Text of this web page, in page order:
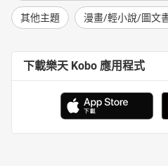
其他主題 漫畫/輕小說/圖文
下載樂天 Kobo 應用程式